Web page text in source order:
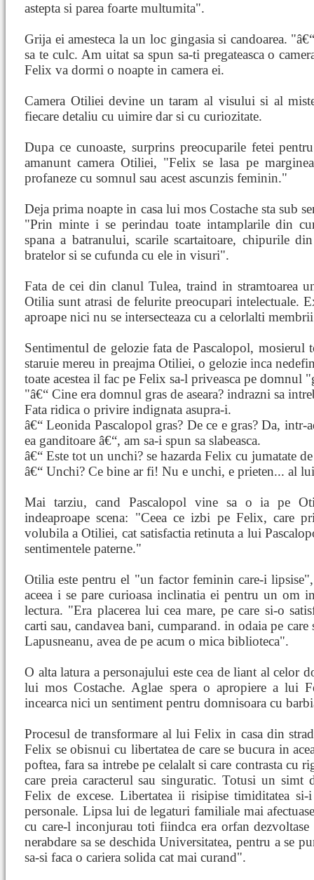
astepta si parea foarte multumita".
Grija ei amesteca la un loc gingasia si candoarea.
sa te culc. Am uitat sa spun sa-ti pregateasca o
Felix va dormi o noapte in camera ei.
Camera Otiliei devine un taram al visului si al
fiecare detaliu cu uimire dar si cu curiozitate.
Dupa ce cunoaste, surprins preocuparile fetei
amanunt camera Otiliei, "Felix se lasa pe
profaneze cu somnul sau acest ascunzis feminin."
Deja prima noapte in casa lui mos Costache sta sub
"Prin minte i se perindau toate intamplarile din
spana a batranului, scarile scartaitoare, chipurile
bratelor si se cufunda cu ele in visuri".
Fata de cei din clanul Tulea, traind in stramtoarea
Otilia sunt atrasi de felurite preocupari intelectuale.
aproape nici nu se intersecteaza cu a celorlalti
Sentimentul de gelozie fata de Pascalopol, mosierul
staruie mereu in preajma Otiliei, o gelozie inca
toate acestea il fac pe Felix sa-l priveasca pe domnul
"â€“ Cine era domnul gras de aseara? indrazni sa
Fata ridica o privire indignata asupra-i.
â€“ Leonida Pascalopol gras? De ce e gras? Da, intr-
ea ganditoare â€“, am sa-i spun sa slabeasca.
â€“ Este tot un unchi? se hazarda Felix cu jumatate
â€“ Unchi? Ce bine ar fi! Nu e unchi, e prieten... al
Mai tarziu, cand Pascalopol vine sa o ia pe
indeaproape scena: "Ceea ce izbi pe Felix, care
volubila a Otiliei, cat satisfactia retinuta a lui
sentimentele paterne."
Otilia este pentru el "un factor feminin care-i
aceea i se pare curioasa inclinatia ei pentru un om
lectura. "Era placerea lui cea mare, pe care si-o
carti sau, candavea bani, cumparand. in odaia pe care
Lapusneanu, avea de pe acum o mica biblioteca".
O alta latura a personajului este cea de liant al celor
lui mos Costache. Aglae spera o apropiere a lui
incearca nici un sentiment pentru domnisoara cu
Procesul de transformare al lui Felix in casa din
Felix se obisnui cu libertatea de care se bucura in
poftea, fara sa intrebe pe celalalt si care contrasta cu
care preia caracterul sau singuratic. Totusi un simt
Felix de excese. Libertatea ii risipise timiditatea
personale. Lipsa lui de legaturi familiale mai
cu care-l inconjurau toti fiindca era orfan
nerabdare sa se deschida Universitatea, pentru a se
sa-si faca o cariera solida cat mai curand".